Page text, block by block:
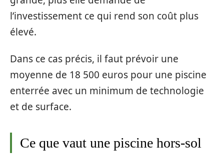
l’investissement ce qui rend son coût plus
élevé.
Dans ce cas précis, il faut prévoir une
moyenne de 18 500 euros pour une piscine
enterrée avec un minimum de technologie
et de surface.
Ce que vaut une piscine hors-sol